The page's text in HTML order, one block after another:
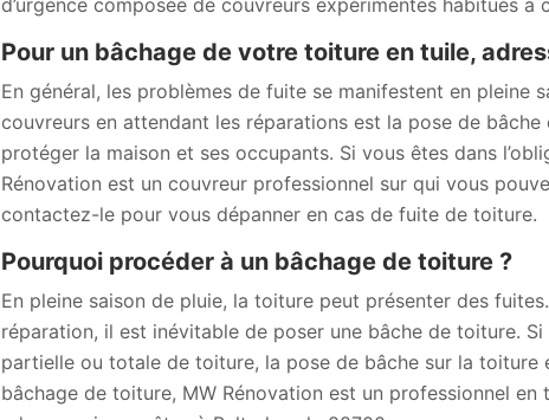
d’urgence composée de couvreurs expérimentés habitués à
Pour un bâchage de votre toiture en tuile,
En général, les problèmes de fuite se manifestent en pleine
couvreurs en attendant les réparations est la pose de
protéger la maison et ses occupants. Si vous êtes dans
Rénovation est un couvreur professionnel sur qui vous
contactez-le pour vous dépanner en cas de fuite de toiture.
Pourquoi procéder à un bâchage de toiture ?
En pleine saison de pluie, la toiture peut présenter des
réparation, il est inévitable de poser une bâche de toiture.
partielle ou totale de toiture, la pose de bâche sur la toiture
bâchage de toiture, MW Rénovation est un professionnel